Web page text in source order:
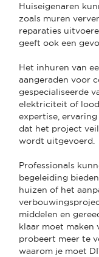
Huiseigenaren
zoals muren
reparaties
geeft ook een
Het inhuren van
aangeraden voor
gespecialiseerde
elektriciteit of
expertise,
dat het project
wordt uitgevoerd.
Professionals
begeleiding
huizen of het
middelen en
klaar moet maken
probeert meer te
waarom je moet